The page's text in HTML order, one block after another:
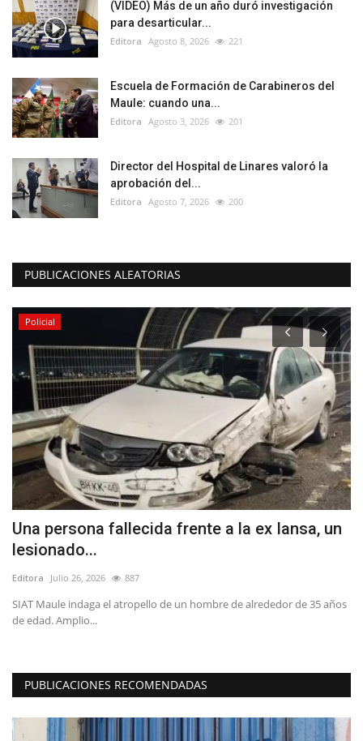
(VIDEO) Más de un año duró investigación
para desarticular...
Editora Agosto 8, 2026 221
Escuela de Formación de Carabineros del
Maule: cuando una...
Editora Agosto 3, 2026 201
Director del Hospital de Linares valoró la
aprobación del...
Editora Agosto 7, 2026 200
PUBLICACIONES ALEATORIAS
Policial
Una persona fallecida frente a la ex Iansa, un
lesionado...
Editora Julio 26, 2026 887
SIAT Maule indaga el atropello de un hombre de alrededor de 35 años
de edad. Amplio...
PUBLICACIONES RECOMENDADAS